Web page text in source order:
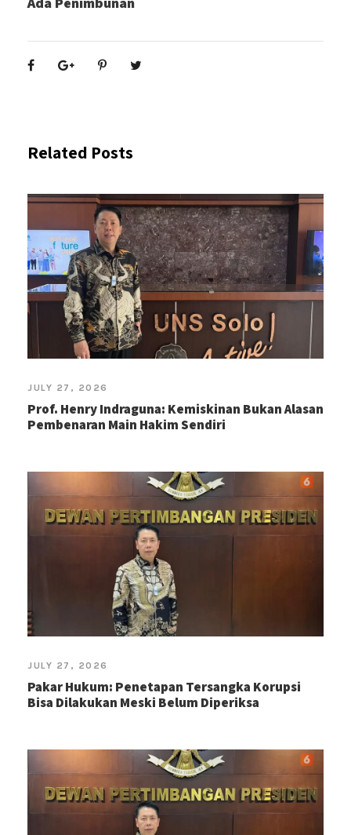
Related Posts
JULY 27, 2026
Prof. Henry Indraguna: Kemiskinan Bukan Alasan
Pembenaran Main Hakim Sendiri
JULY 27, 2026
Pakar Hukum: Penetapan Tersangka Korupsi
Bisa Dilakukan Meski Belum Diperiksa